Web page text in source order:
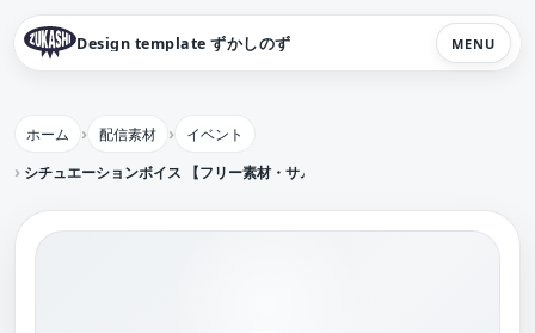
Design template ずかしのず MENU
ホーム 配信素材
イベント
シチュエーションボイス 【フリー素材・サムネ素材】